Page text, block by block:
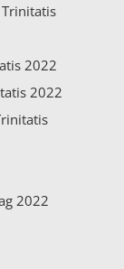
Trinitatis
2022
2022
2022